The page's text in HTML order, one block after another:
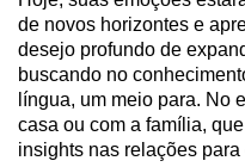
de novos horizontes e
desejo profundo de
buscando no
língua, um meio para. No
casa ou com a família,
insights nas relações